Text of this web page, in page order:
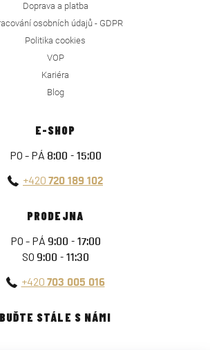
Doprava a platba
osobních údajů - GDPR
Politika cookies
VOP
Kariéra
Blog
E-SHOP
PO - PÁ 8:00 - 15:00
+420 720 189 102
PRODEJNA
PO - PÁ 9:00 - 17:00
SO 9:00 - 11:30
+420 703 005 016
BUĎTE STÁLE S NÁMI